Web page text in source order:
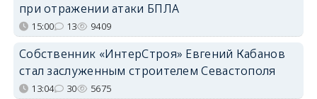
при отражении атаки БПЛА
15:00 13 9409
Собственник «ИнтерСтроя» Евгений Кабанов
стал заслуженным строителем Севастополя
13:04 30 5675